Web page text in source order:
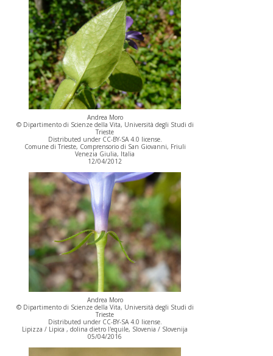
Andrea Moro
© Dipartimento di Scienze della Vita, Università degli Studi di
Trieste
Distributed under CC-BY-SA 4.0 license.
Comune di Trieste, Comprensorio di San Giovanni, Friuli
Venezia Giulia, Italia
12/04/2012
Andrea Moro
© Dipartimento di Scienze della Vita, Università degli Studi di
Trieste
Distributed under CC-BY-SA 4.0 license.
Lipizza / Lipica , dolina dietro l'equile, Slovenia / Slovenija
05/04/2016